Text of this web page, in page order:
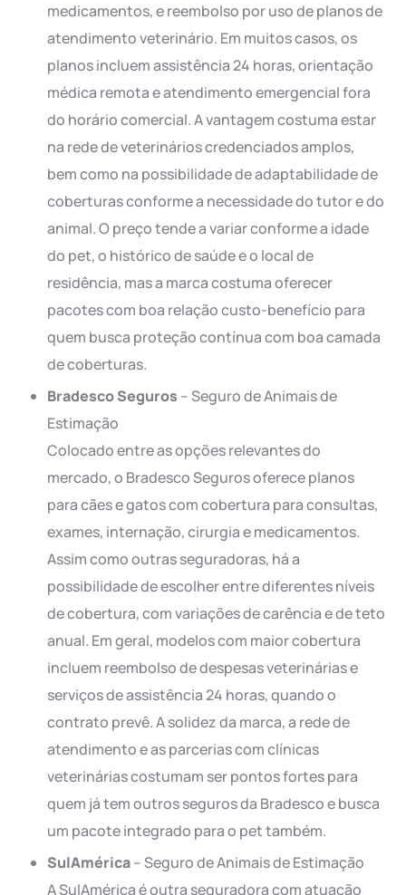
medicamentos, e reembolso por uso de planos de
atendimento veterinário. Em muitos casos, os
planos incluem assistência 24 horas, orientação
médica remota e atendimento emergencial fora
do horário comercial. A vantagem costuma estar
na rede de veterinários credenciados amplos,
bem como na possibilidade de adaptabilidade de
coberturas conforme a necessidade do tutor e do
animal. O preço tende a variar conforme a idade
do pet, o histórico de saúde e o local de
residência, mas a marca costuma oferecer
pacotes com boa relação custo-benefício para
quem busca proteção contínua com boa camada
de coberturas.
Bradesco Seguros – Seguro de Animais de
Estimação
Colocado entre as opções relevantes do
mercado, o Bradesco Seguros oferece planos
para cães e gatos com cobertura para consultas,
exames, internação, cirurgia e medicamentos.
Assim como outras seguradoras, há a
possibilidade de escolher entre diferentes níveis
de cobertura, com variações de carência e de teto
anual. Em geral, modelos com maior cobertura
incluem reembolso de despesas veterinárias e
serviços de assistência 24 horas, quando o
contrato prevê. A solidez da marca, a rede de
atendimento e as parcerias com clínicas
veterinárias costumam ser pontos fortes para
quem já tem outros seguros da Bradesco e busca
um pacote integrado para o pet também.
SulAmérica– Seguro de Animais de Estimação
A SulAmérica é outra seguradora com atuação